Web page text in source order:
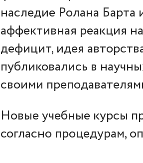
наследие Ролана
аффективная реакция
дефицит, идея
публиковались в
своими
Новые учебные курсы
согласно процедурам,